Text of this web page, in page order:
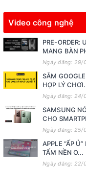
Video công nghệ
PRE-ORDER:
MANG BÀN
Ngày đăng: 29/
SẮM
HỢP LÝ
Ngày đăng: 24/
SAMSUNG
CHO
Ngày đăng: 25/
APPLE “ẤP
TẤM NỀN O...
Ngày đăng: 22/